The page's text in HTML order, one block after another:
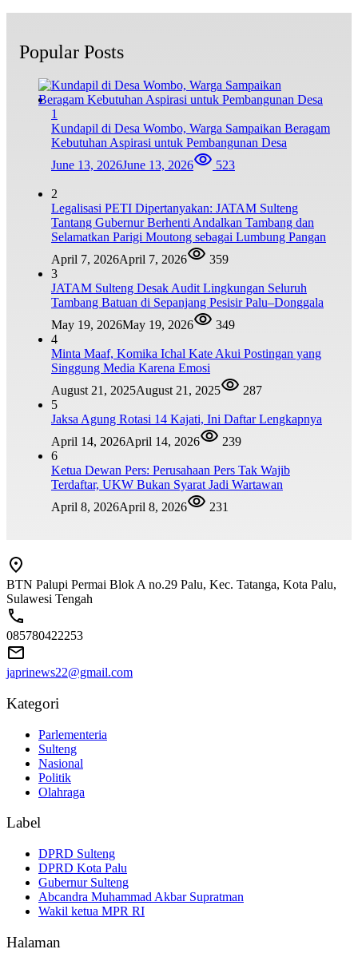
Popular Posts
1
Kundapil di Desa Wombo, Warga Sampaikan Beragam
Kebutuhan Aspirasi untuk Pembangunan Desa
June 13, 2026June 13, 2026 523
2
Legalisasi PETI Dipertanyakan: JATAM Sulteng
Tantang Gubernur Berhenti Andalkan Tambang dan
Selamatkan Parigi Moutong sebagai Lumbung Pangan
April 7, 2026April 7, 2026
359
3
JATAM Sulteng Desak Audit Lingkungan Seluruh
Tambang Batuan di Sepanjang Pesisir Palu–Donggala
May 19, 2026May 19, 2026
349
4
Minta Maaf, Komika Ichal Kate Akui Postingan yang
Singgung Media Karena Emosi
August 21, 2025August 21, 2025
287
5
Jaksa Agung Rotasi 14 Kajati, Ini Daftar Lengkapnya
April 14, 2026April 14, 2026
239
6
Ketua Dewan Pers: Perusahaan Pers Tak Wajib
Terdaftar, UKW Bukan Syarat Jadi Wartawan
April 8, 2026April 8, 2026 231
BTN Palupi Permai Blok A no.29 Palu, Kec. Tatanga, Kota Palu,
Sulawesi Tengah
085780422253
japrinews22@gmail.com
Kategori
Parlementeria
Sulteng
Nasional
Politik
Olahraga
Label
DPRD Sulteng
DPRD Kota Palu
Gubernur Sulteng
Abcandra Muhammad Akbar Supratman
Wakil ketua MPR RI
Halaman